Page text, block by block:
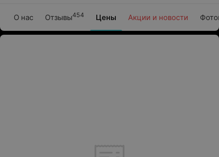
О нас Отзывы454 Цены Акции и новости